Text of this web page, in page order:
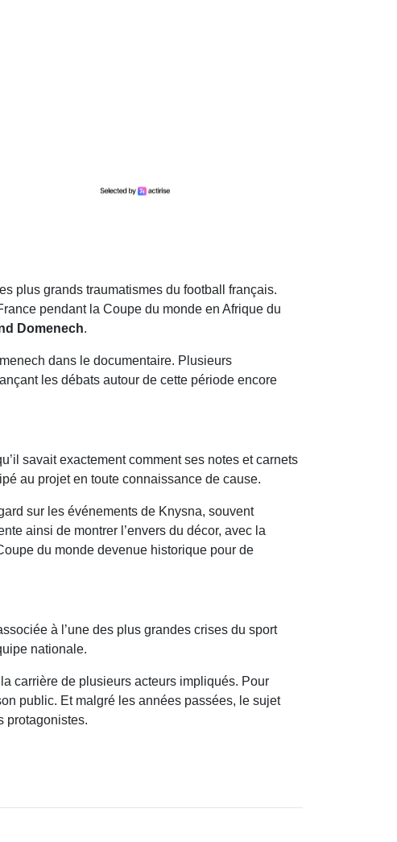
plus grands traumatismes du football français.
pendant la Coupe du monde en Afrique du
Domenech.
dans le documentaire. Plusieurs
les débats autour de cette période encore
savait exactement comment ses notes et carnets
au projet en toute connaissance de cause.
sur les événements de Knysna, souvent
ainsi de montrer l’envers du décor, avec la
du monde devenue historique pour de
à l’une des plus grandes crises du sport
nationale.
carrière de plusieurs acteurs impliqués. Pour
public. Et malgré les années passées, le sujet
protagonistes.